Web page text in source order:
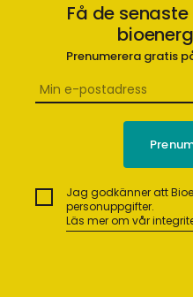
Få de
Prenumerera gratis
Jag godkänner att
personuppgifter.
Läs mer om vår